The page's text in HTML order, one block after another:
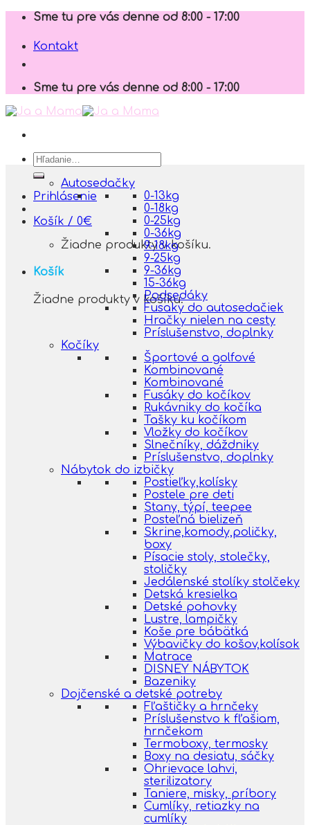
Skip
content
Sme tu pre vás denne od 8:00 - 17:00
Kontakt
Sme tu pre vás denne od 8:00 - 17:00
Hľadať:
Prihlásenie
Košík / 0€
Žiadne produkty v košíku.
Košík
Žiadne produkty v košíku.
Autosedačky
0-13kg
0-18kg
0-25kg
0-36kg
9-18kg
9-25kg
9-36kg
15-36kg
Podsedáky
Fusaky do autosedačiek
Hračky nielen na cesty
Príslušenstvo, doplnky
Kočíky
Športové a golfové
Kombinované
Kombinované
Fusáky do kočíkov
Rukávniky do kočíka
Tašky ku kočíkom
Vložky do kočíkov
Slnečníky, dáždniky
Príslušenstvo, doplnky
Nábytok do izbičky
Postieľky,kolísky
Postele pre deti
Stany, týpí, teepee
Posteľná bielizeň
Skrine,komody,poličky,
boxy
Písacie stoly, stolečky,
stoličky
Jedálenské stolíky stolčeky
Detská kresielka
Detské pohovky
Lustre, lampičky
Koše pre bábätká
Výbavičky do košov,kolísok
Matrace
DISNEY NÁBYTOK
Bazeniky
Dojčenské a detské potreby
Fľaštičky a hrnčeky
Príslušenstvo k fľašiam,
hrnčekom
Termoboxy, termosky
Boxy na desiatu, sáčky
Ohrievace lahvi,
sterilizatory
Taniere, misky, príbory
Cumlíky, retiazky na
cumlíky